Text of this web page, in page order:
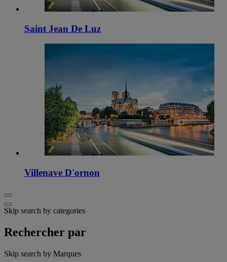
Saint Jean De Luz
Villenave D'ornon
Skip search by categories
Rechercher par
Skip search by Marques